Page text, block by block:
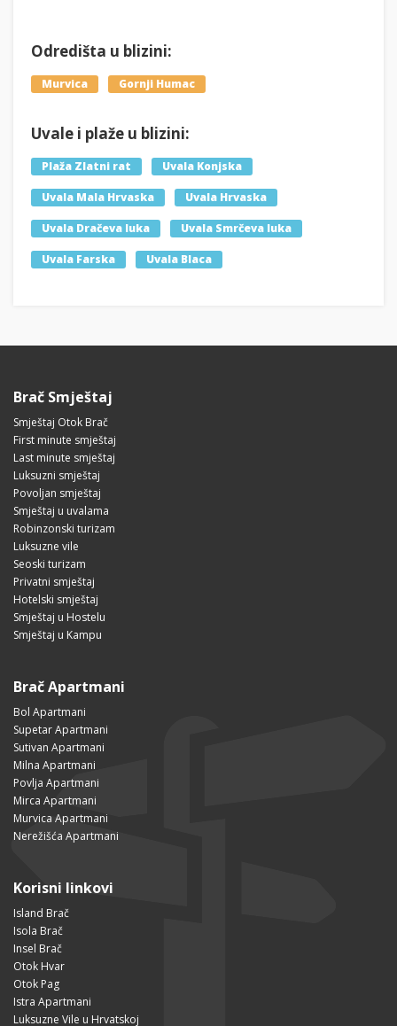
Odredišta u blizini:
Murvica Gornji Humac
Uvale i plaže u blizini:
Plaža Zlatni rat Uvala Konjska
Uvala Mala Hrvaska Uvala Hrvaska
Uvala Dračeva luka Uvala Smrčeva luka
Uvala Farska Uvala Blaca
Brač Smještaj
Smještaj Otok Brač
First minute smještaj
Last minute smještaj
Luksuzni smještaj
Povoljan smještaj
Smještaj u uvalama
Robinzonski turizam
Luksuzne vile
Seoski turizam
Privatni smještaj
Hotelski smještaj
Smještaj u Hostelu
Smještaj u Kampu
Brač Apartmani
Bol Apartmani
Supetar Apartmani
Sutivan Apartmani
Milna Apartmani
Povlja Apartmani
Mirca Apartmani
Murvica Apartmani
Nerežišća Apartmani
Korisni linkovi
Island Brač
Isola Brač
Insel Brač
Otok Hvar
Otok Pag
Istra Apartmani
Luksuzne Vile u Hrvatskoj